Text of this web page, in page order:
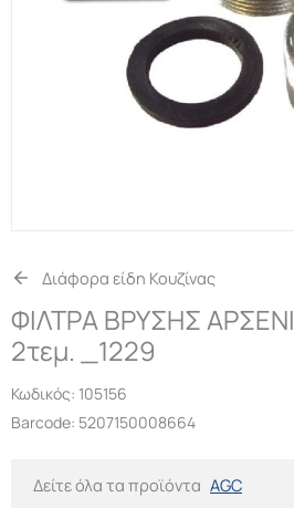
Διάφορα είδη Κουζίνας
ΦΙΛΤΡΑ ΒΡΥΣΗΣ
2τεμ. _1229
Κωδικός: 105156
Barcode: 5207150008664
Δείτε όλα τα προϊόντα AGC